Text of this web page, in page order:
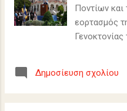
Ποντίων
εορτασμός
ημέρα
πατρίδες.
Δημοσίευση σχολίου